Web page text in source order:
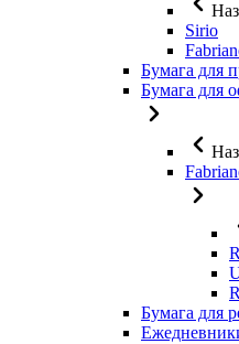
Sirio
Бумага для
Бумага для
Бумага для